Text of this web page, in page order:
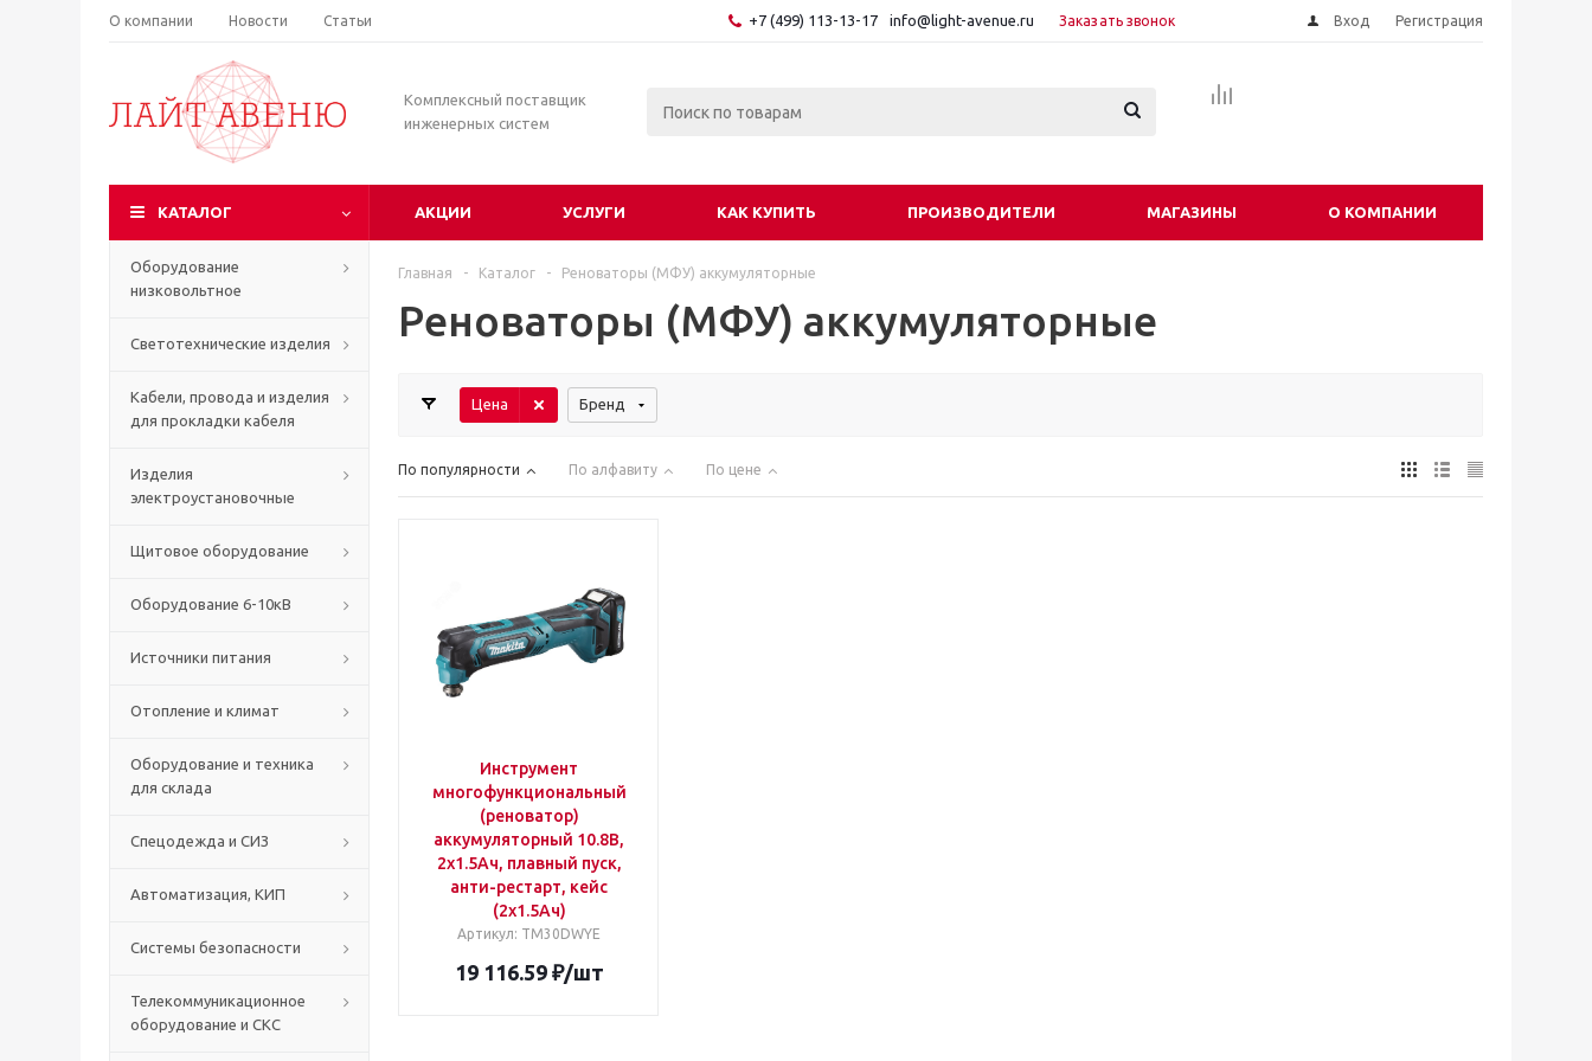
О компании Новости Статьи +7 (499) 113-13-17 info@light-avenue.ru Заказать звонок Вход Регистрация
Комплексный поставщик
инженерных систем
КАТАЛОГ АКЦИИ УСЛУГИ КАК КУПИТЬ ПРОИЗВОДИТЕЛИ МАГАЗИНЫ О КОМПАНИИ
Оборудование
низковольтное
Светотехнические изделия
Кабели, провода и изделия
для прокладки кабеля
Изделия
электроустановочные
Щитовое оборудование
Оборудование 6-10кВ
Источники питания
Отопление и климат
Оборудование и техника
для склада
Спецодежда и СИЗ
Автоматизация, КИП
Системы безопасности
Телекоммуникационное
оборудование и СКС
Главная - Каталог - Реноваторы (МФУ) аккумуляторные
Реноваторы (МФУ) аккумуляторные
Цена Бренд
По популярности По алфавиту По цене
Инструмент
многофункциональный
(реноватор)
аккумуляторный 10.8В,
2х1.5Ач, плавный пуск,
анти-рестарт, кейс
(2х1.5Ач)
Артикул: TM30DWYE
19 116.59₽/шт